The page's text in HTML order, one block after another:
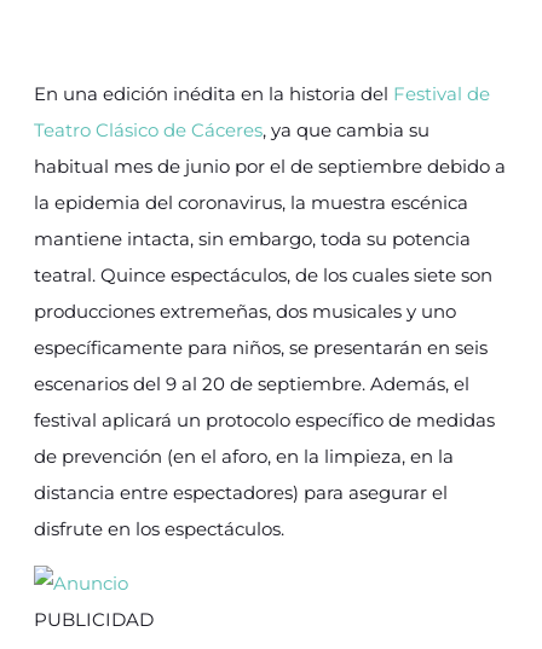
En una edición inédita en la historia del Festival de
Teatro Clásico de Cáceres, ya que cambia su
habitual mes de junio por el de septiembre debido a
la epidemia del coronavirus, la muestra escénica
mantiene intacta, sin embargo, toda su potencia
teatral. Quince espectáculos, de los cuales siete son
producciones extremeñas, dos musicales y uno
específicamente para niños, se presentarán en seis
escenarios del 9 al 20 de septiembre. Además, el
festival aplicará un protocolo específico de medidas
de prevención (en el aforo, en la limpieza, en la
distancia entre espectadores) para asegurar el
disfrute en los espectáculos.
PUBLICIDAD